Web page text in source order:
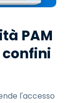
PAM
confini
l'accesso